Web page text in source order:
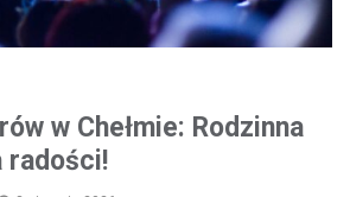
w Chełmie: Rodzinna
radości!